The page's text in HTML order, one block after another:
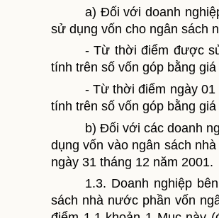
a) Đối với doanh
sử dụng vốn cho ngân sách
- Từ thời điểm được
tính trên số vốn góp bằng
- Từ thời điểm ngày 01
tính trên số vốn góp bằng
b) Đối với các doanh
dụng vốn vào ngân sách
ngày 31 tháng 12 năm 2001.
1.3. Doanh nghiệp
sách nhà nước phần vốn